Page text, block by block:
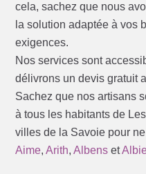
cela, sachez que nous
la solution adaptée à vos
exigences.
Nos services sont
délivrons un devis gratuit
Sachez que nos artisans
à tous les habitants de
villes de la Savoie pour
Aime,Arith,Albens et